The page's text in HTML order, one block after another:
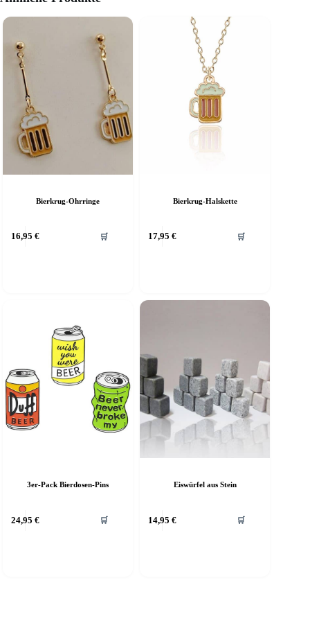
Bierkrug-Ohrringe
16,95 € 🛒
Bierkrug-Halskette
17,95 € 🛒
3er-Pack Bierdosen-Pins
24,95 € 🛒
Eiswürfel aus Stein
14,95 € 🛒
Produkt